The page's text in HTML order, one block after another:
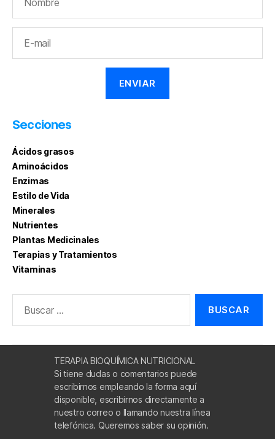
Secciones
Ácidos grasos
Aminoácidos
Enzimas
Estilo de Vida
Minerales
Nutrientes
Plantas Medicinales
Terapias y Tratamientos
Vitaminas
TERAPIA BIOQUÍMICA NUTRICIONAL
Si tiene dudas o comentarios puede
escribirnos empleando la forma aquí
disponible, escribirnos directamente a
nuestro correo o llamando nuestra línea
telefónica. Queremos saber su opinión.